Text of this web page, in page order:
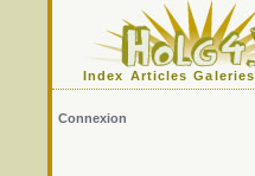
Index Articles Galeries
Connexion